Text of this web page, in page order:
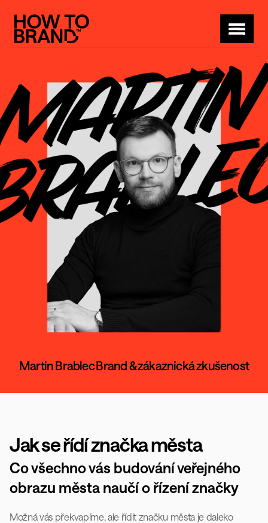
Pro koho
Partneři
Kde a kdy
Martin BrablecBrand & zákaznická zkušenost
Jak se řídí značka města
Co všechno vás budování veřejného
obrazu města naučí o řízení značky
Možná vás překvapíme, ale řídit značku města je daleko